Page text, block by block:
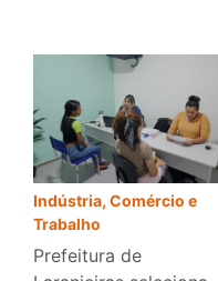
Indústria, Comércio e
Trabalho
Prefeitura de